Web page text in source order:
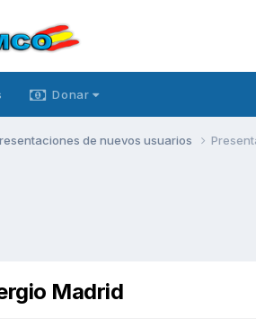
Donar
de nuevos usuarios
Madrid